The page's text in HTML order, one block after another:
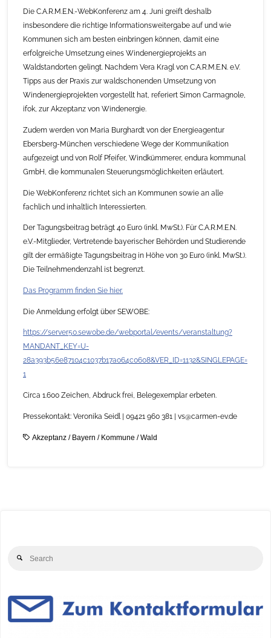
Die C.A.R.M.E.N.-WebKonferenz am 4. Juni greift deshalb
insbesondere die richtige Informationsweitergabe auf und wie
Kommunen sich am besten einbringen können, damit eine
erfolgreiche Umsetzung eines Windenergieprojekts an
Waldstandorten gelingt. Nachdem Vera Kragl von C.A.R.M.E.N. e.V.
Tipps aus der Praxis zur waldschonenden Umsetzung von
Windenergieprojekten vorgestellt hat, referiert Simon Carmagnole,
ifok, zur Akzeptanz von Windenergie.
Zudem werden von Maria Burghardt von der Energieagentur
Ebersberg-München verschiedene Wege der Kommunikation
aufgezeigt und von Rolf Pfeifer, Windkümmerer, endura kommunal
GmbH, die kommunalen Steuerungsmöglichkeiten erläutert.
Die WebKonferenz richtet sich an Kommunen sowie an alle
fachlich und inhaltlich Interessierten.
Der Tagungsbeitrag beträgt 40 Euro (inkl. MwSt.). Für C.A.R.M.E.N.
e.V.-Mitglieder, Vertretende bayerischer Behörden und Studierende
gilt der ermäßigte Tagungsbeitrag in Höhe von 30 Euro (inkl. MwSt.).
Die Teilnehmendenzahl ist begrenzt.
Das Programm finden Sie hier.
Die Anmeldung erfolgt über SEWOBE:
https://server50.sewobe.de/webportal/events/veranstaltung?
MANDANT_KEY=U-
28a393b56e87104c1037b17a064c0608&VER_ID=1132&SINGLEPAGE=
1
Circa 1.600 Zeichen, Abdruck frei, Belegexemplar erbeten.
Pressekontakt: Veronika Seidl | 09421 960 381 | vs@carmen-ev.de
Akzeptanz/ Bayern / Kommune /Wald
Search